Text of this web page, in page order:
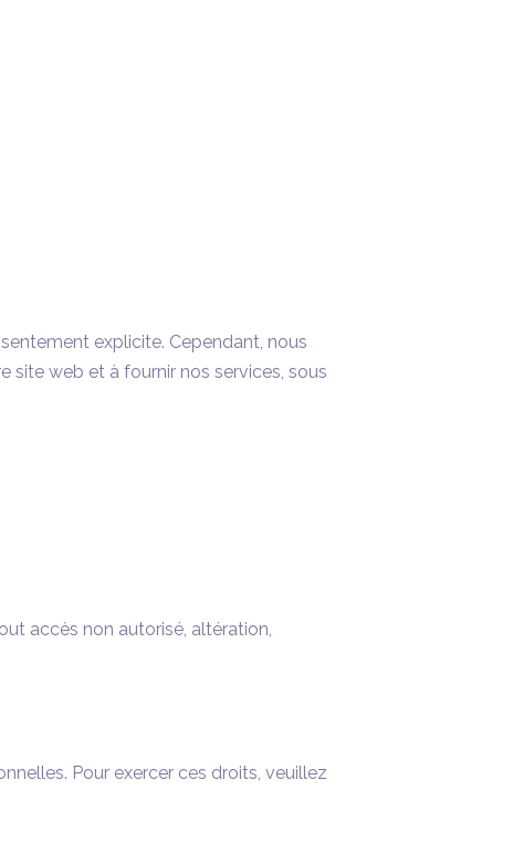
explicite. Cependant, nous
site web et à fournir nos services, sous
accès non autorisé, altération,
Pour exercer ces droits, veuillez